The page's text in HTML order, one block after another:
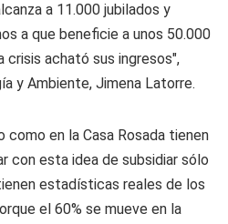
a 11.000 jubilados y
a que beneficie a unos 50.000
crisis acható sus ingresos",
y Ambiente, Jimena Latorre.
como en la Casa Rosada tienen
con esta idea de subsidiar sólo
estadísticas reales de los
el 60% se mueve en la